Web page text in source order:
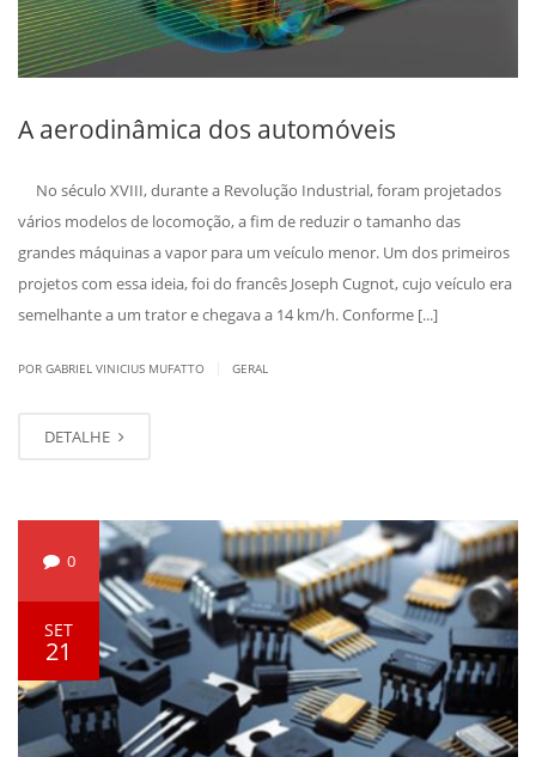
A aerodinâmica dos automóveis
No século XVIII, durante a Revolução Industrial, foram projetados
vários modelos de locomoção, a fim de reduzir o tamanho das
grandes máquinas a vapor para um veículo menor. Um dos primeiros
projetos com essa ideia, foi do francês Joseph Cugnot, cujo veículo era
semelhante a um trator e chegava a 14 km/h. Conforme [...]
POR GABRIEL VINICIUS MUFATTO GERAL
DETALHE
0
SET
21